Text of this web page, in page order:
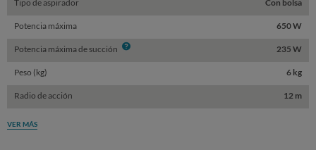
Tipo de aspirador Con bolsa
Potencia máxima 650 W
Potencia máxima de succión Info 235 W
Peso (kg) 6 kg
Radio de acción 12 m
VER MÁS